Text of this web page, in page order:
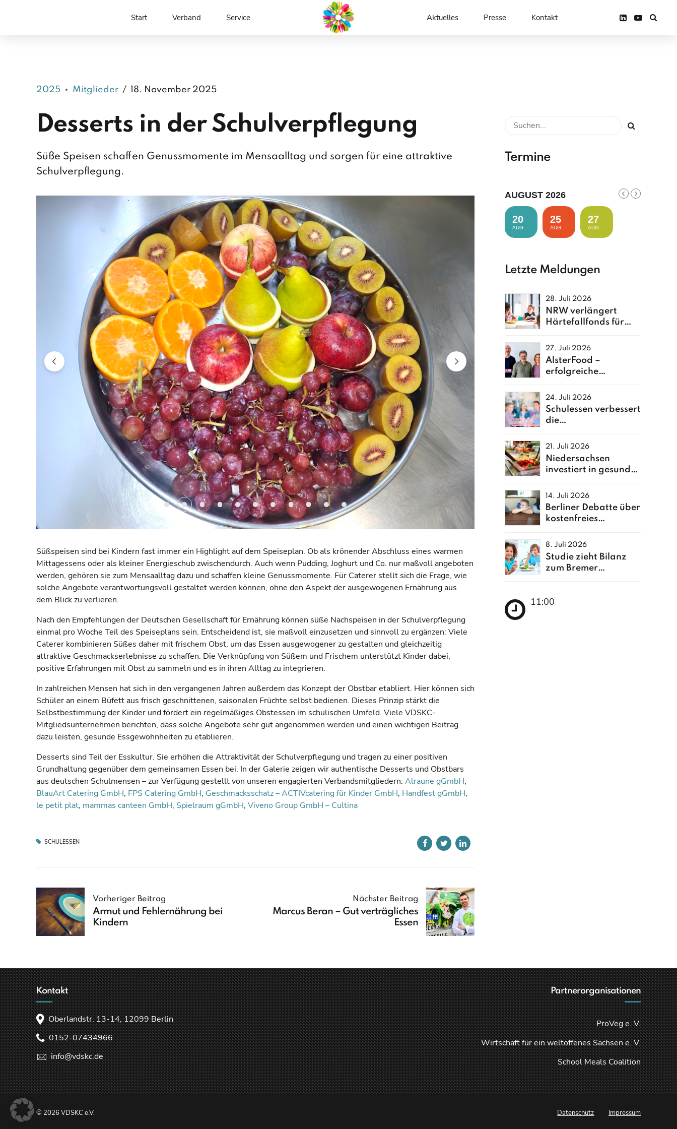
Start Verband Service Aktuelles Presse Kontakt
2025 Mitglieder 18. November 2025
Desserts in der Schulverpflegung
Süße Speisen schaffen Genussmomente im Mensaalltag und sorgen für eine attraktive
Schulverpflegung.
Süßspeisen sind bei Kindern fast immer ein Highlight auf dem Speiseplan. Ob als krönender Abschluss eines warmen
Mittagessens oder als kleiner Energieschub zwischendurch. Auch wenn Pudding, Joghurt und Co. nur maßvoll angeboten
werden, gehören sie zum Mensaalltag dazu und schaffen kleine Genussmomente. Für Caterer stellt sich die Frage, wie
solche Angebote verantwortungsvoll gestaltet werden können, ohne den Aspekt der ausgewogenen Ernährung aus
dem Blick zu verlieren.
Nach den Empfehlungen der Deutschen Gesellschaft für Ernährung können süße Nachspeisen in der Schulverpflegung
einmal pro Woche Teil des Speiseplans sein. Entscheidend ist, sie maßvoll einzusetzen und sinnvoll zu ergänzen: Viele
Caterer kombinieren Süßes daher mit frischem Obst, um das Essen ausgewogener zu gestalten und gleichzeitig
attraktive Geschmackserlebnisse zu schaffen. Die Verknüpfung von Süßem und Frischem unterstützt Kinder dabei,
positive Erfahrungen mit Obst zu sammeln und es in ihren Alltag zu integrieren.
In zahlreichen Mensen hat sich in den vergangenen Jahren außerdem das Konzept der Obstbar etabliert. Hier können sich
Schüler an einem Büfett aus frisch geschnittenen, saisonalen Früchte selbst bedienen. Dieses Prinzip stärkt die
Selbstbestimmung der Kinder und fördert ein regelmäßiges Obstessen im schulischen Umfeld. Viele VDSKC-
Mitgliedsunternehmen berichten, dass solche Angebote sehr gut angenommen werden und einen wichtigen Beitrag
dazu leisten, gesunde Essgewohnheiten zu etablieren.
Desserts sind Teil der Esskultur. Sie erhöhen die Attraktivität der Schulverpflegung und tragen zu einer positiven
Grundhaltung gegenüber dem gemeinsamen Essen bei. In der Galerie zeigen wir authentische Desserts und Obstbars
aus deutschen Schulmensen – zur Verfügung gestellt von unseren engagierten Verbandsmitgliedern: Alraune gGmbH,
BlauArt Catering GmbH, FPS Catering GmbH, Geschmacksschatz – ACTIVcatering für Kinder GmbH, Handfest gGmbH,
le petit plat, mammas canteen GmbH, Spielraum gGmbH, Viveno Group GmbH – Cultina
SCHULESSEN
Vorheriger Beitrag
Armut und Fehlernährung bei
Kindern
Nächster Beitrag
Marcus Beran – Gut verträgliches
Essen
Termine
AUGUST 2026
20
AUG.
25
AUG.
27
AUG.
Letzte Meldungen
28. Juli 2026
NRW verlängert
Härtefallfonds für
27. Juli 2026
AlsterFood –
erfolgreiche
Hamburger
Großküche
24. Juli 2026
Schulessen verbessert
die
von Kindern
21. Juli 2026
Niedersachsen
investiert in gesunde
14. Juli 2026
Berliner Debatte über
kostenfreies
entfacht
8. Juli 2026
Studie zieht Bilanz
zum Bremer
11:00
Kontakt
Oberlandstr. 13-14, 12099 Berlin
0152-07434966
info@vdskc.de
Partnerorganisationen
ProVeg e. V.
Wirtschaft für ein weltoffenes Sachsen e. V.
School Meals Coalition
© 2026 VDSKC e.V. Datenschutz Impressum